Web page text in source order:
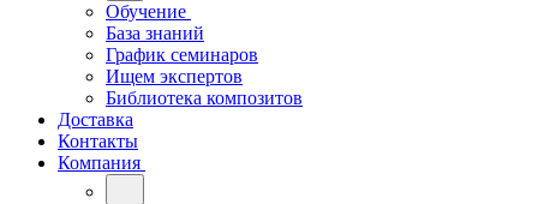
Обучение
База знаний
График семинаров
Ищем экспертов
Библиотека композитов
Доставка
Контакты
Компания